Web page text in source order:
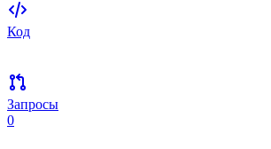
Код
Запросы
0